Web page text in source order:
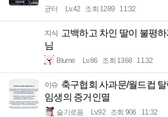
균터 Lv.42 조회 1289 11:32
지식 고백하고 차인 딸이 불평
님
Blume Lv.86 조회 1368 11:32
이슈 축구협회 사과문/월드컵 탈
임생의 증거인멸
슬기로움 Lv.92 조회 906 11:32